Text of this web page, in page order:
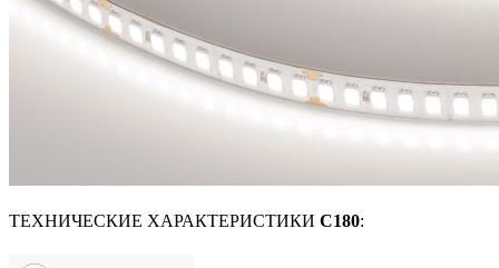
ТЕХНИЧЕСКИЕ ХАРАКТЕРИСТИКИ C180: